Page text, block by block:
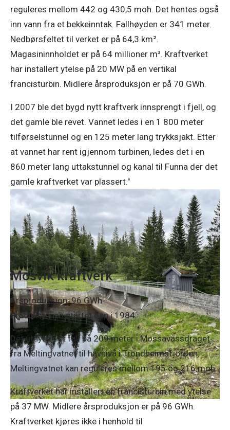
reguleres mellom 442 og 430,5 moh. Det hentes også
inn vann fra et bekkeinntak. Fallhøyden er 341 meter.
Nedbørsfeltet til verket er på 64,3 km².
Magasininnholdet er på 64 millioner m³. Kraftverket
har installert ytelse på 20 MW på en vertikal
francisturbin. Midlere årsproduksjon er på 70 GWh.
I 2007 ble det bygd nytt kraftverk innsprengt i fjell, og
det gamle ble revet. Vannet ledes i en 1 800 meter
tilførselstunnel og en 125 meter lang trykksjakt. Etter
at vannet har rent igjennom turbinen, ledes det i en
860 meter lang uttakstunnel og kanal til Funna der det
gamle kraftverket var plassert."
Mosvik kraftverk
Årsproduksjon: 96 GWh
Produksjonen startet opp i 1984.
Det utnytter et fall på 209 meter i Mossavassdraget
fra Meltingvatnet til havnivå i Trondheimsfjorden.
Meltingvatnet kan reguleres mellom 195 og 216 moh.
Kraftverket har installert en francisturbin med ytelse
på 37 MW. Midlere årsproduksjon er på 96 GWh.
Kraftverket kjøres ikke i henhold til